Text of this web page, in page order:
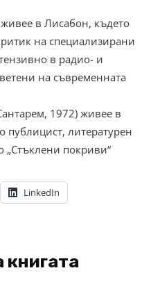
в Лисабон, където
на специализирани
в радио- и
на съвременната
1972) живее в
публицист, литературен
„Стъклени покриви“
LinkedIn
книгата